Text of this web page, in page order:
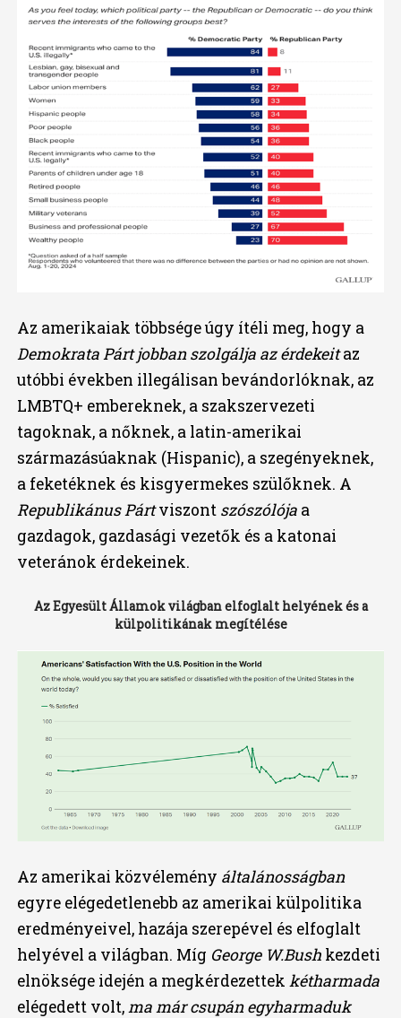
Az amerikaiak többsége úgy ítéli meg, hogy a
Demokrata Párt jobban szolgálja az érdekeitaz
utóbbi években illegálisan bevándorlóknak, az
LMBTQ+ embereknek, a szakszervezeti
tagoknak, a nőknek, a latin-amerikai
származásúaknak (Hispanic), a szegényeknek,
a feketéknek és kisgyermekes szülőknek. A
Republikánus Pártviszont szószólójaa
gazdagok, gazdasági vezetők és a katonai
veteránok érdekeinek.
Az Egyesült Államok világban elfoglalt helyének és a
külpolitikának megítélése
Az amerikai közvélemény általánosságban
egyre elégedetlenebb az amerikai külpolitika
eredményeivel, hazája szerepével és elfoglalt
helyével a világban. Míg George W.Bushkezdeti
elnöksége idején a megkérdezettek kétharmada
elégedett volt,ma már csupán egyharmaduk